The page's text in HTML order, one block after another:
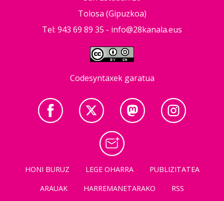
Tolosa (Gipuzkoa)
Tel: 943 69 89 35 - info@28kanala.eus
Codesyntaxek garatua
HONI BURUZ LEGE OHARRA
PUBLIZITATEA
ARAUAK
HARREMANETARAKO RSS